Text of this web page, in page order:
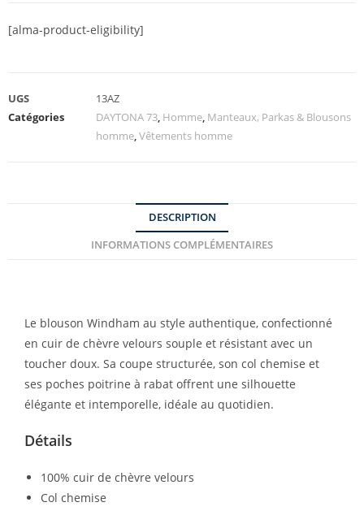
[alma-product-eligibility]
UGS
13AZ
Catégories
DAYTONA 73, Homme, Manteaux, Parkas & Blousons
homme,Vêtements homme
DESCRIPTION
INFORMATIONS COMPLÉMENTAIRES
Le blouson Windham au style authentique, confectionné
en cuir de chèvre velours souple et résistant avec un
toucher doux. Sa coupe structurée, son col chemise et
ses poches poitrine à rabat offrent une silhouette
élégante et intemporelle, idéale au quotidien.
Détails
100% cuir de chèvre velours
Col chemise